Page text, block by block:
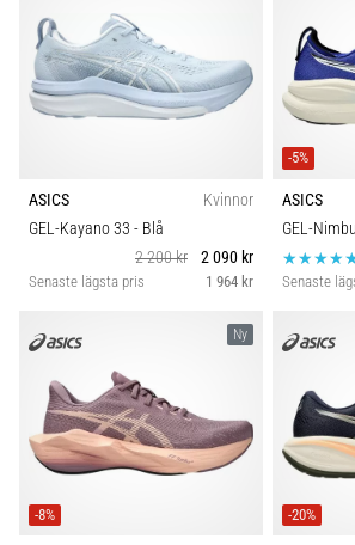
ASICS
Kvinnor
GEL-Kayano 33 - Blå
2 200 kr
2 090 kr
Senaste lägsta pris 1 964 kr
-5%
ASICS
GEL-
Senaste
Ny
-8% -20%